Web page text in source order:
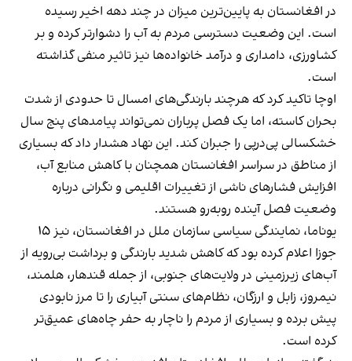
در افغانستان به پایین‌ترین میزان در چند دهه اخیر رسیده
است. این وضعیت دسترسی مردم به آب را دشوارتر کرده و بر
کشاورزی، دامداری و درآمد خانواده‌ها نیز تاثیر منفی گذاشته
است.
اوچا تاکید کرد که هرچند بارندگی‌های امسال تا حدودی از شدت
بحران کاسته، اما یک فصل پرباران نمی‌تواند پیامدهای پنج سال
خشکسالی پی‌درپی را جبران کند. این نهاد هشدار داد که بسیاری
از مناطق در سراسر افغانستان همچنان با کاهش منابع آب،
افزایش فشارهای ناشی از تغییرات اقلیمی و نگرانی درباره
وضعیت فصل آینده روبه‌رو هستند.
یوناما، نمایندگی سیاسی سازمان ملل در افغانستان، نیز ۱۵
جوزا اعلام کرده بود که کاهش شدید بارندگی و برداشت بی‌رویه از
آب‌های زیرزمینی در ولایت‌های جنوبی، از جمله قندهار، هلمند،
نیمروز، زابل و ارزگان، نظام‌های سنتی آبیاری را تا مرز نابودی
پیش برده و بسیاری از مردم را ناچار به حفر چاه‌های عمیق‌تر
کرده است.